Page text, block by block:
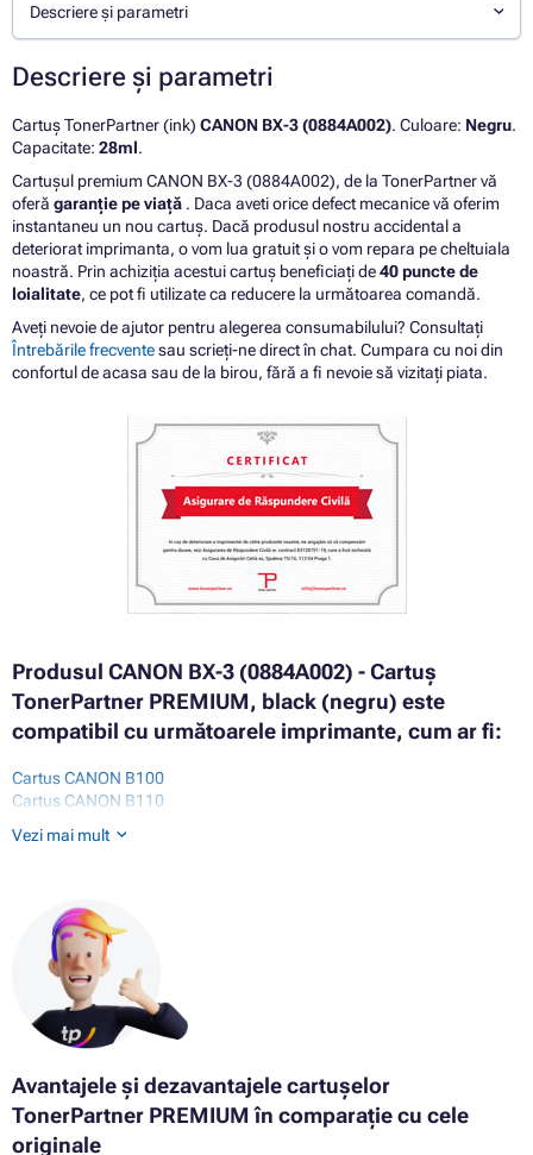
Descriere și parametri
Descriere și parametri
Cartuș TonerPartner (ink) CANON BX-3 (0884A002). Culoare: Negru.
Capacitate: 28ml.
Cartușul premium CANON BX-3 (0884A002), de la TonerPartner vă
oferă garanție pe viață . Daca aveti orice defect mecanice vă oferim
instantaneu un nou cartuș. Dacă produsul nostru accidental a
deteriorat imprimanta, o vom lua gratuit și o vom repara pe cheltuiala
noastră. Prin achiziția acestui cartuș beneficiați de40 puncte de
loialitate, ce pot fi utilizate ca reducere la următoarea comandă.
Aveți nevoie de ajutor pentru alegerea consumabilului? Consultați
Întrebările frecventesau scrieți-ne direct în chat. Cumpara cu noi din
confortul de acasa sau de la birou, fără a fi nevoie să vizitați piata.
Produsul CANON BX-3 (0884A002) - Cartuș
TonerPartner PREMIUM, black (negru) este
compatibil cu următoarele imprimante, cum ar fi:
Cartus CANON B100
Cartus CANON B110
Cartus CANON B120
Cartus CANON B155
Cartus CANON B820
Cartus CANON B840
Cartus CANON FAX B120
Cartus CANON FAX B140
Cartus CANON FAX B155
Cartus CANON FAX B820
Cartus CANON FC-224
Cartus CANON L775
Cartus CANON MULTIPASS 10
Vezi mai mult
Avantajele și dezavantajele cartușelor
TonerPartner PREMIUM în comparație cu cele
originale